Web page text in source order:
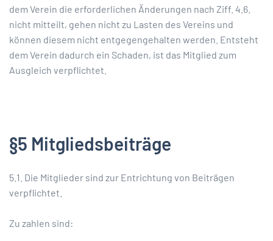
dem Verein die erforderlichen Änderungen nach Ziff. 4.6.
nicht mitteilt, gehen nicht zu Lasten des Vereins und
können diesem nicht entgegengehalten werden. Entsteht
dem Verein dadurch ein Schaden, ist das Mitglied zum
Ausgleich verpflichtet.
§5 Mitgliedsbeiträge
5.1. Die Mitglieder sind zur Entrichtung von Beiträgen
verpflichtet.
Zu zahlen sind: